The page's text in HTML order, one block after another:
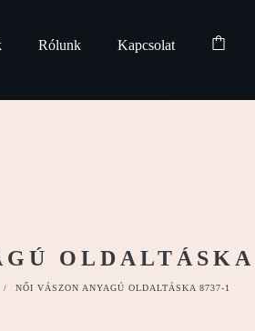
Rólunk Kapcsolat
OLDALTÁSKA
/ NŐI VÁSZON ANYAGÚ OLDALTÁSKA 8737-1